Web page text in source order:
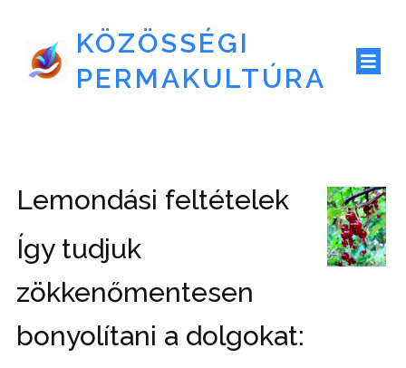
KÖZÖSSÉGI
PERMAKULTÚRA
Lemondási feltételek
Így tudjuk
zökkenőmentesen
bonyolítani a dolgokat: